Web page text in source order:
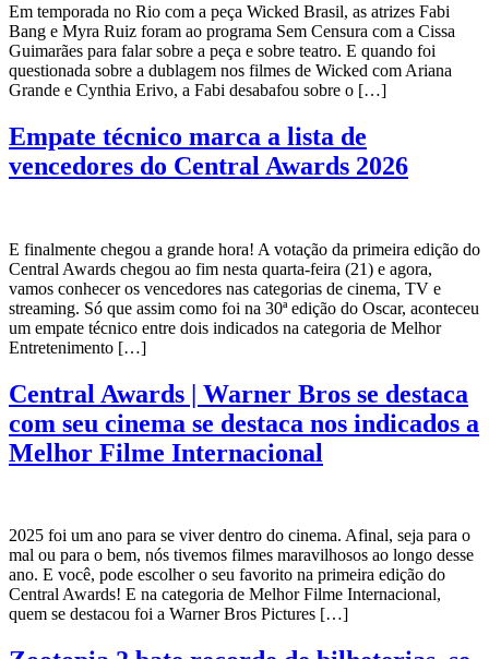
Em temporada no Rio com a peça Wicked Brasil, as atrizes Fabi
Bang e Myra Ruiz foram ao programa Sem Censura com a Cissa
Guimarães para falar sobre a peça e sobre teatro. E quando foi
questionada sobre a dublagem nos filmes de Wicked com Ariana
Grande e Cynthia Erivo, a Fabi desabafou sobre o […]
Empate técnico marca a lista de
vencedores do Central Awards 2026
E finalmente chegou a grande hora! A votação da primeira edição do
Central Awards chegou ao fim nesta quarta-feira (21) e agora,
vamos conhecer os vencedores nas categorias de cinema, TV e
streaming. Só que assim como foi na 30ª edição do Oscar, aconteceu
um empate técnico entre dois indicados na categoria de Melhor
Entretenimento […]
Central Awards | Warner Bros se destaca
com seu cinema se destaca nos indicados a
Melhor Filme Internacional
2025 foi um ano para se viver dentro do cinema. Afinal, seja para o
mal ou para o bem, nós tivemos filmes maravilhosos ao longo desse
ano. E você, pode escolher o seu favorito na primeira edição do
Central Awards! E na categoria de Melhor Filme Internacional,
quem se destacou foi a Warner Bros Pictures […]